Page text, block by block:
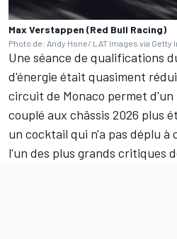
Max Verstappen (Red Bull Racing)
Photo de: Andy Hone/ LAT Images via Getty
Une séance de qualifications
d'énergie était quasiment
circuit de Monaco permet d'un
couplé aux châssis 2026 plus
un cocktail qui n'a pas déplu
l'un des plus grands critiques